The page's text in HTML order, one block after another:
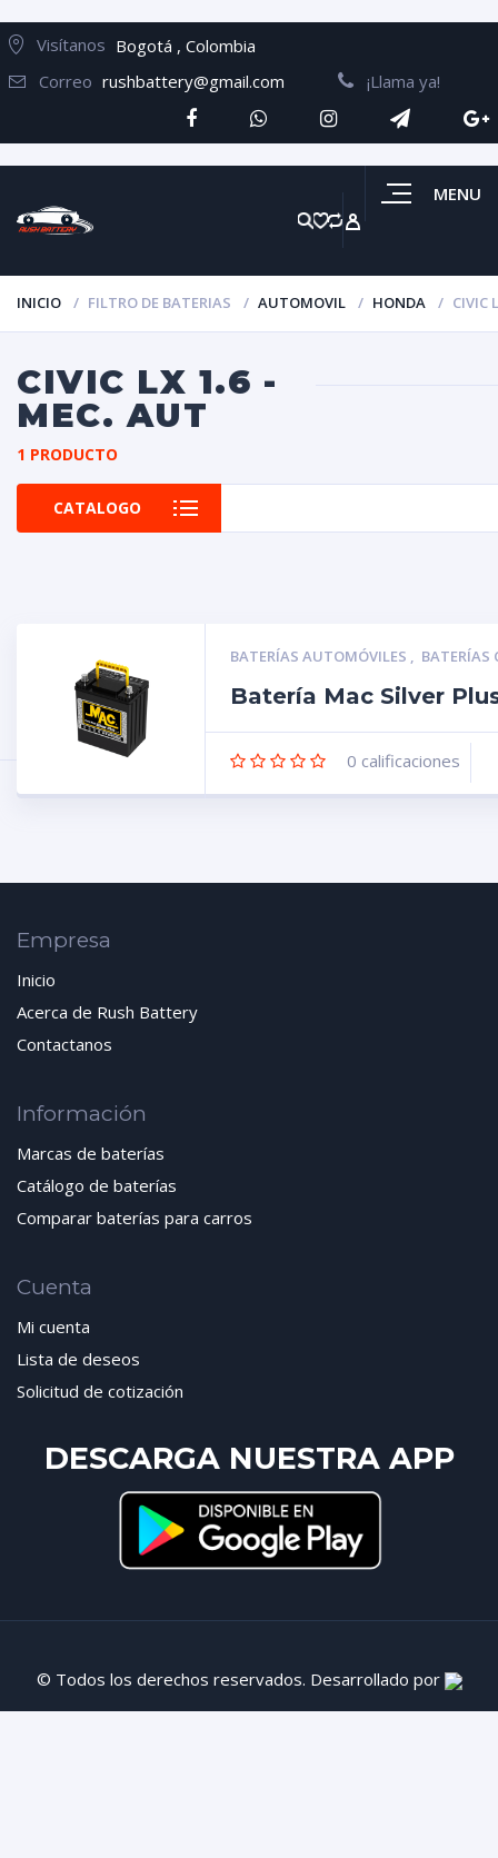
Visítanos Bogotá , Colombia
Correo rushbattery@gmail.com ¡Llama ya!
MENU
INICIO FILTRO DE BATERIAS AUTOMOVIL HONDA CIVIC
CIVIC LX 1.6 -
MEC. AUT
1 PRODUCTO
CATALOGO
BATERÍAS AUTOMÓVILES , BATERÍAS
Batería Mac Silver
0 calificaciones
Empresa
Inicio
Acerca de Rush Battery
Contactanos
Información
Marcas de baterías
Catálogo de baterías
Comparar baterías para carros
Cuenta
Mi cuenta
Lista de deseos
Solicitud de cotización
DESCARGA NUESTRA APP
© Todos los derechos reservados. Desarrollado por